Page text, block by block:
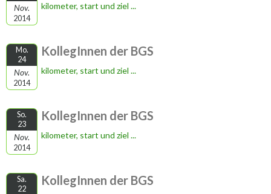
Nov.
2014
kilometer, start und ziel ...
Mo.
24
Nov.
2014
KollegInnen der BGS
kilometer, start und ziel ...
So.
23
Nov.
2014
KollegInnen der BGS
kilometer, start und ziel ...
Sa.
22
KollegInnen der BGS